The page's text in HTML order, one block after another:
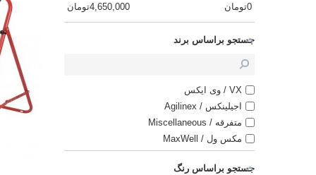
0تومان 4,650,000تومان
جستجو براساس برند
VX / وی ایکس
اجیلینکس / Agilinex
متفرقه / Miscellaneous
مکس ول / MaxWell
جستجو براساس رنگ